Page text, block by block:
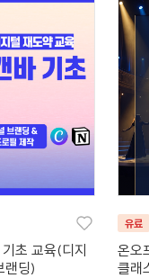
초 교육(디지
랜딩)
유료
온오
클래